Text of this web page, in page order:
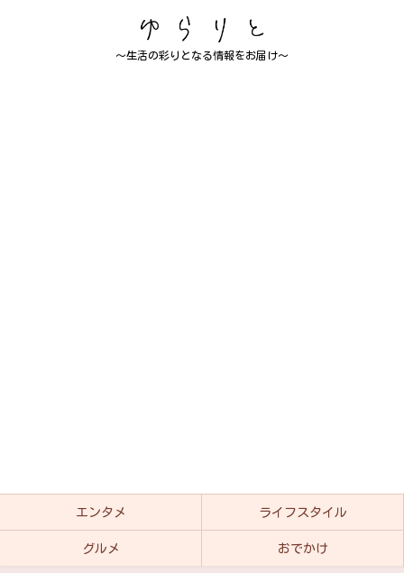
～生活の彩りとなる情報をお届け～
エンタメ ライフスタイル
グルメ おでかけ